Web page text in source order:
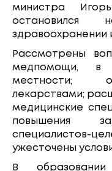
министра
здравоохранении
Рассмотрены
медпомощи, в
местности;
лекарствами;
медицинские
повышения
специалистов-
ужесточены
В